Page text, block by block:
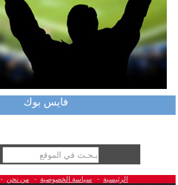
فايس بوك
الرئيسية- سياسة الخصوصية- من نحن-